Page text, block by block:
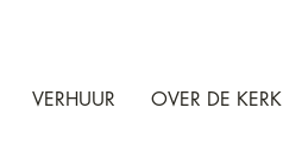
VERHUUR OVER DE KERK